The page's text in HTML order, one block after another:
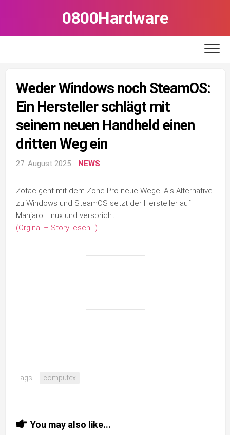
0800Hardware
Weder Windows noch SteamOS:
Ein Hersteller schlägt mit
seinem neuen Handheld einen
dritten Weg ein
27. August 2025 NEWS
Zotac geht mit dem Zone Pro neue Wege: Als Alternative
zu Windows und SteamOS setzt der Hersteller auf
Manjaro Linux und verspricht …
(Orginal – Story lesen…)
Tags: computex
You may also like...